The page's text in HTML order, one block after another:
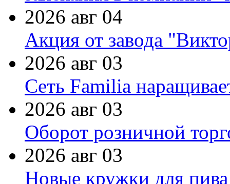
2026 авг 04
Акция от завода
2026 авг 03
Сеть Familia
2026 авг 03
Оборот розничной
2026 авг 03
Новые кружки для